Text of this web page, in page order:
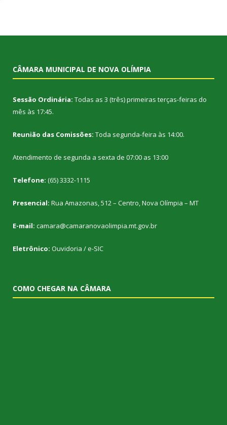
CÂMARA MUNICIPAL DE NOVA OLÍMPIA
Sessão Ordinária: Todas as 3 (três) primeiras terças-feiras do
mês às 17:45.
Reunião das Comissões: Toda segunda-feira às 14:00.
Atendimento de segunda a sexta de 07:00 as 13:00
Telefone: (65) 3332-1115
Presencial: Rua Amazonas, 512 – Centro, Nova Olímpia – MT
E-mail: camara@camaranovaolimpia.mt.gov.br
Eletrônico: Ouvidoria /e-SIC
COMO CHEGAR NA CÂMARA